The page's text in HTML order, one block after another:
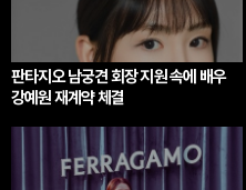
판타지오 남궁견 회장 지원 속에 배우
강예원 재계약 체결